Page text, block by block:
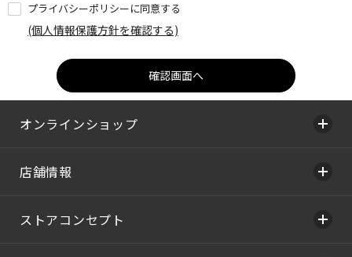
プライバシーポリシーに同意する
(個人情報保護方針を確認する)
オンラインショップ
店舗情報
ストアコンセプト